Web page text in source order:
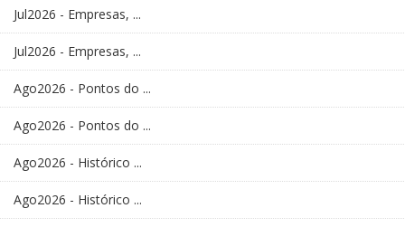
Jul2026 - Empresas, ...
Jul2026 - Empresas, ...
Ago2026 - Pontos do ...
Ago2026 - Pontos do ...
Ago2026 - Histórico ...
Ago2026 - Histórico ...